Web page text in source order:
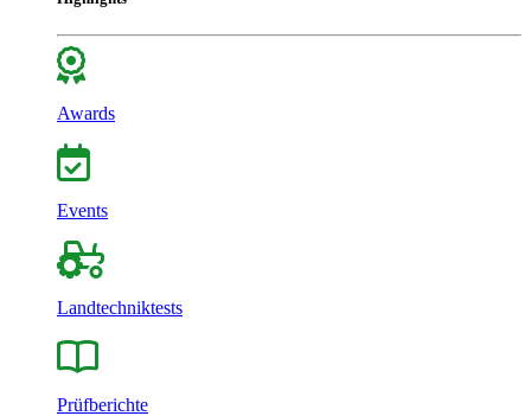
Awards
Events
Landtechniktests
Prüfberichte